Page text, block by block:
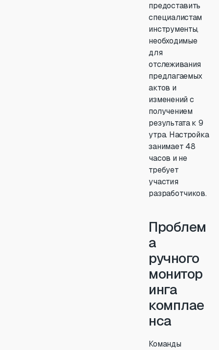
предоставить
специалистам
инструменты,
необходимые
для
отслеживания
предлагаемых
актов и
изменений с
получением
результата к 9
утра. Настройка
занимает 48
часов и не
требует
участия
разработчиков.
Проблем
а
ручного
монитор
инга
комплае
нса
Команды